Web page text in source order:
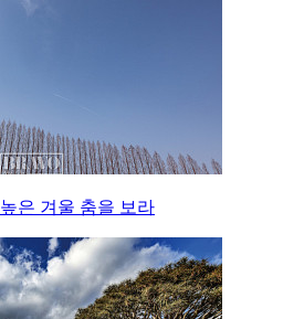
은 겨울 춤을 보라